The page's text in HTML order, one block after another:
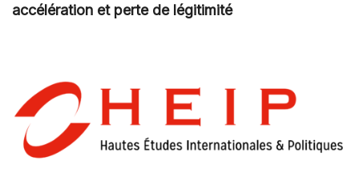
accélération et perte de légitimité